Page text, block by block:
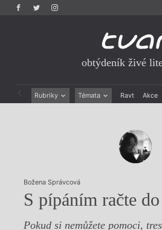
obtýdeník živé
Rubriky Témata Ravt Akce
Božena Správcová
S pípáním račte
Pokud si nemůžete pomoci,